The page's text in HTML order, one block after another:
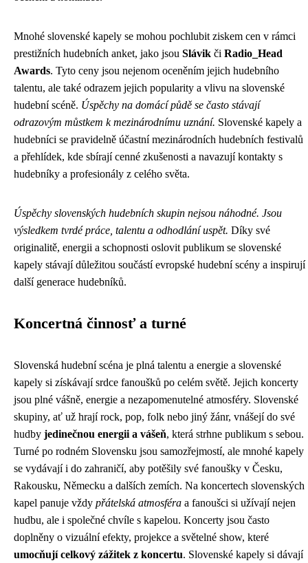
Mnohé slovenské kapely se mohou pochlubit ziskem cen v rámci
prestižních hudebních anket, jako jsou Slávik či Radio_Head
Awards. Tyto ceny jsou nejenom oceněním jejich hudebního
talentu, ale také odrazem jejich popularity a vlivu na slovenské
hudební scéně. Úspěchy na domácí půdě se často stávají
odrazovým můstkem k mezinárodnímu uznání. Slovenské kapely a
hudebníci se pravidelně účastní mezinárodních hudebních festivalů
a přehlídek, kde sbírají cenné zkušenosti a navazují kontakty s
hudebníky a profesionály z celého světa.
Úspěchy slovenských hudebních skupin nejsou náhodné. Jsou
výsledkem tvrdé práce, talentu a odhodlání uspět. Díky své
originalitě, energii a schopnosti oslovit publikum se slovenské
kapely stávají důležitou součástí evropské hudební scény a inspirují
další generace hudebníků.
Koncertná činnosť a turné
Slovenská hudební scéna je plná talentu a energie a slovenské
kapely si získávají srdce fanoušků po celém světě. Jejich koncerty
jsou plné vášně, energie a nezapomenutelné atmosféry. Slovenské
skupiny, ať už hrají rock, pop, folk nebo jiný žánr, vnášejí do své
hudby jedinečnou energii a vášeň, která strhne publikum s sebou.
Turné po rodném Slovensku jsou samozřejmostí, ale mnohé kapely
se vydávají i do zahraničí, aby potěšily své fanoušky v Česku,
Rakousku, Německu a dalších zemích. Na koncertech slovenských
kapel panuje vždy přátelská atmosféra a fanoušci si užívají nejen
hudbu, ale i společné chvíle s kapelou. Koncerty jsou často
doplněny o vizuální efekty, projekce a světelné show, které
umocňují celkový zážitek z koncertu. Slovenské kapely si dávají